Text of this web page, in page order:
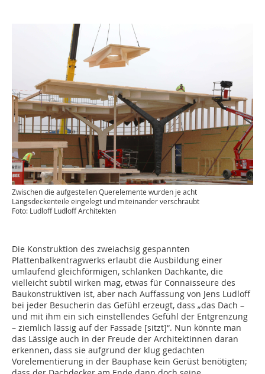
Zwischen die aufgestellen Querelemente wurden je acht
Längsdeckenteile eingelegt und miteinander verschraubt
Foto: Ludloff Ludloff Architekten
Die Konstruktion des zweiachsig gespannten
Plattenbalkentragwerks erlaubt die Ausbildung einer
umlaufend gleichförmigen, schlanken Dachkante, die
vielleicht subtil wirken mag, etwas für Connaisseure des
Baukonstruktiven ist, aber nach Auffassung von Jens Ludloff
bei jeder Besucherin das Gefühl erzeugt, dass „das Dach –
und mit ihm ein sich einstellendes Gefühl der Entgrenzung
– ziemlich lässig auf der Fassade [sitzt]“. Nun könnte man
das Lässige auch in der Freude der Architektinnen daran
erkennen, dass sie aufgrund der klug gedachten
Vorelementierung in der Bauphase kein Gerüst benötigten;